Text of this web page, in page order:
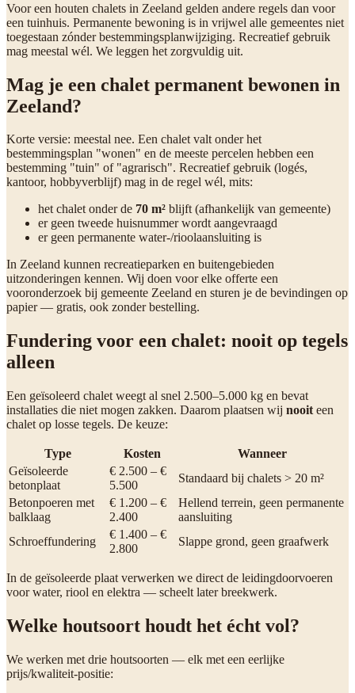
Voor een houten chalets in Zeeland gelden andere regels dan voor
een tuinhuis. Permanente bewoning is in vrijwel alle gemeentes niet
toegestaan zónder bestemmingsplanwijziging. Recreatief gebruik
mag meestal wél. We leggen het zorgvuldig uit.
Mag je een chalet permanent bewonen in
Zeeland?
Korte versie: meestal nee. Een chalet valt onder het
bestemmingsplan "wonen" en de meeste percelen hebben een
bestemming "tuin" of "agrarisch". Recreatief gebruik (logés,
kantoor, hobbyverblijf) mag in de regel wél, mits:
het chalet onder de 70 m² blijft (afhankelijk van gemeente)
er geen tweede huisnummer wordt aangevraagd
er geen permanente water-/rioolaansluiting is
In Zeeland kunnen recreatieparken en buitengebieden
uitzonderingen kennen. Wij doen voor elke offerte een
vooronderzoek bij gemeente Zeeland en sturen je de bevindingen op
papier — gratis, ook zonder bestelling.
Fundering voor een chalet: nooit op tegels
alleen
Een geïsoleerd chalet weegt al snel 2.500–5.000 kg en bevat
installaties die niet mogen zakken. Daarom plaatsen wij nooit een
chalet op losse tegels. De keuze:
Type Kosten
Wanneer
Geïsoleerde
betonplaat
€ 2.500 – €
5.500
Standaard bij chalets > 20 m²
Betonpoeren met
balklaag
€ 1.200 – €
2.400
Hellend terrein, geen permanente
aansluiting
Schroeffundering
€ 1.400 – €
2.800
Slappe grond, geen graafwerk
In de geïsoleerde plaat verwerken we direct de leidingdoorvoeren
voor water, riool en elektra — scheelt later breekwerk.
Welke houtsoort houdt het écht vol?
We werken met drie houtsoorten — elk met een eerlijke
prijs/kwaliteit-positie: